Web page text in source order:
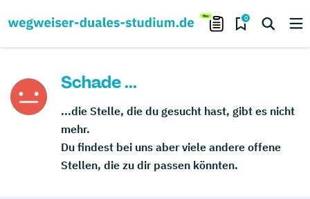
0
Schade ...
...die Stelle, die du gesucht hast, gibt es nicht
mehr.
Du findest bei uns aber viele andere offene
Stellen, die zu dir passen könnten.